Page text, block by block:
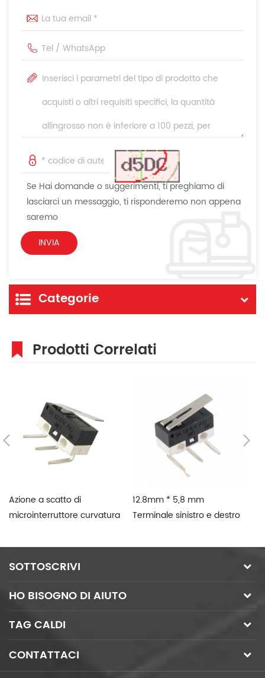
Se Hai domande o suggerimenti, ti preghiamo di
lasciarci un messaggio, ti risponderemo non appena
saremo
Categorie
Prodotti Correlati
Azione a scatto di
microinterruttore curvatura
12.8mm * 5,8 mm
Terminale sinistro e destro
Micro Tactile Switch
SOTTOSCRIVI
HO BISOGNO DI AIUTO
TAG CALDI
CONTATTACI